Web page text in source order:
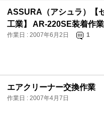
ASSURA（アシュラ）【
工業】 AR-220SE装着作業
作業日 : 2007年6月2日 1
エアクリーナー交換作業
作業日 : 2007年4月7日